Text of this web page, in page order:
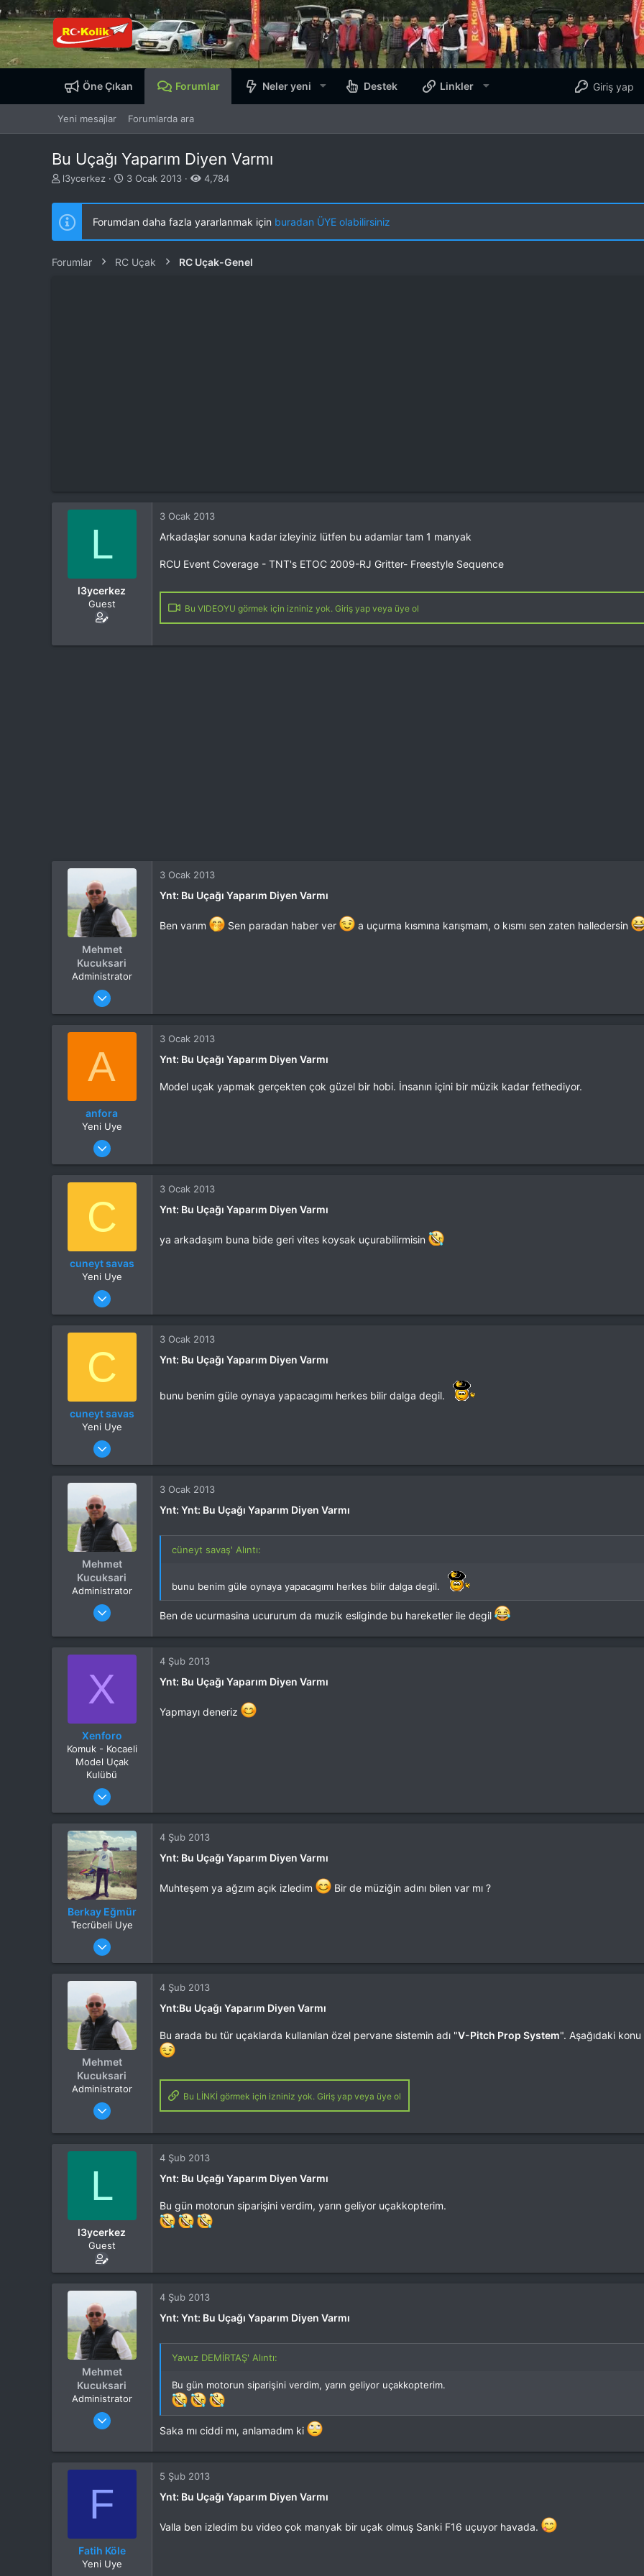
Öne Çıkan Forumlar Neler yeni Destek Linkler Giriş yap
Yeni mesajlar Forumlarda ara
Bu Uçağı Yaparım Diyen Varmı
K
n
b
u
y
b
l3ycerkez
B
ş
l
a
n
ı
3 Ocak 2013 4,784
Forumdan daha fazla yararlanmak için buradan ÜYE olabilirsiniz
Forumlar RC Uçak RC Uçak-Genel
L
l3ycerkez
Guest
3 Ocak 2013
Arkadaşlar sonuna kadar izleyiniz lütfen bu adamlar tam 1 manyak
RCU Event Coverage - TNT's ETOC 2009-RJ Gritter- Freestyle Sequence
Bu VIDEOYU görmek için izniniz yok. Giriş yap veya üye ol
Mehmet
Kucuksari
Administrator
4 Eki 2012
Mesajlar
Tepkime puanı
44,114
Yaş
53
İlgi Alanı
3 Ocak 2013
Ynt: Bu Uçağı Yaparım Diyen Varmı
Ben varım Sen paradan haber ver a uçurma kısmına karışmam, o kısmı sen zaten halledersin
A
anfora
Yeni Uye
Mesajlar
Tepkime puanı
0
3 Ocak 2013
Ynt: Bu Uçağı Yaparım Diyen Varmı
Model uçak yapmak gerçekten çok güzel bir hobi. İnsanın içini bir müzik kadar fethediyor.
C
cuneyt savas
Yeni Uye
Mesajlar
Tepkime puanı
0
3 Ocak 2013
Ynt: Bu Uçağı Yaparım Diyen Varmı
ya arkadaşım buna bide geri vites koysak uçurabilirmisin
C
cuneyt savas
Yeni Uye
Mesajlar
Tepkime puanı
0
3 Ocak 2013
Ynt: Bu Uçağı Yaparım Diyen Varmı
bunu benim güle oynaya yapacagımı herkes bilir dalga degil.
Mehmet
Kucuksari
Administrator
4 Eki 2012
Mesajlar
Tepkime puanı
44,114
Yaş
53
İlgi Alanı
3 Ocak 2013
Ynt: Ynt: Bu Uçağı Yaparım Diyen Varmı
cüneyt savaş' Alıntı:
bunu benim güle oynaya yapacagımı herkes bilir dalga degil.
Ben de ucurmasina ucururum da muzik esliginde bu hareketler ile degil
X
Xenforo
Komuk - Kocaeli
Model Uçak
Kulübü
Mesajlar
Tepkime puanı
0
Konum
Ýzmir
Web sitesi
bilginforum.com
4 Şub 2013
Ynt: Bu Uçağı Yaparım Diyen Varmı
Yapmayı deneriz
Berkay Eğmür
Tecrübeli Uye
Mesajlar
Tepkime puanı
841
Yaş
29
Konum
izmir
İlgi Alanı
Heli
4 Şub 2013
Ynt: Bu Uçağı Yaparım Diyen Varmı
Muhteşem ya ağzım açık izledim Bir de müziğin adını bilen var mı ?
Mehmet
Kucuksari
Administrator
4 Eki 2012
Mesajlar
Tepkime puanı
44,114
Yaş
53
4 Şub 2013
Ynt:Bu Uçağı Yaparım Diyen Varmı
Bu arada bu tür uçaklarda kullanılan özel pervane sistemin adı "V-Pitch Prop System". Aşağıdaki
Bu LİNKİ görmek için izniniz yok. Giriş yap veya üye ol
L
l3ycerkez
Guest
4 Şub 2013
Ynt: Bu Uçağı Yaparım Diyen Varmı
Bu gün motorun siparişini verdim, yarın geliyor uçakkopterim.
Mehmet
Kucuksari
Administrator
4 Eki 2012
Mesajlar
Yaş
53
İlgi Alanı
4 Şub 2013
Ynt: Ynt: Bu Uçağı Yaparım Diyen Varmı
Yavuz DEMİRTAŞ' Alıntı:
Bu gün motorun siparişini verdim, yarın geliyor uçakkopterim.
Saka mı ciddi mı, anlamadım ki
F
Fatih Köle
Yeni Uye
5 Şub 2013
Ynt: Bu Uçağı Yaparım Diyen Varmı
Valla ben izledim bu video çok manyak bir uçak olmuş Sanki F16 uçuyor havada.